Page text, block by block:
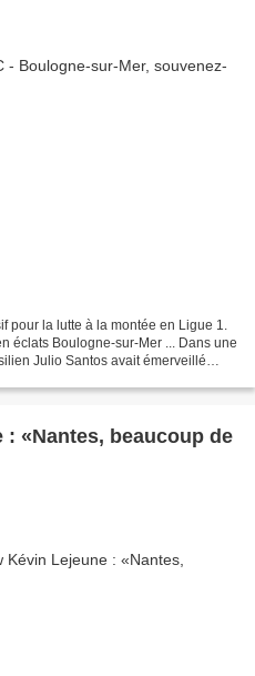
pour la lutte à la montée en Ligue 1.
éclats Boulogne-sur-Mer ... Dans une
Julio Santos avait émerveillé
«Nantes, beaucoup de